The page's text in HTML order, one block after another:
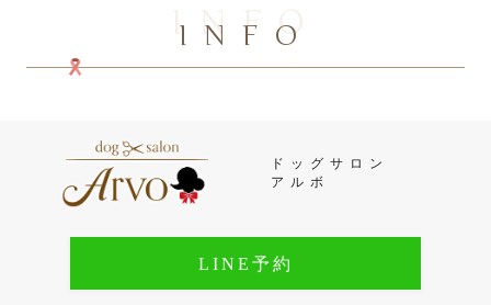
INFO
INFO
ドッグサロン
アルボ
LINE予約